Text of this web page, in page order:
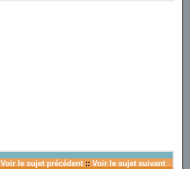
Voir le sujet précédent:: Voir le sujet suivant